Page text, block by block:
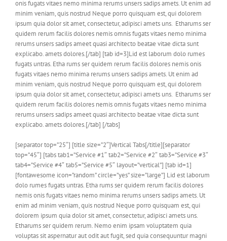
onis fugats vitaes nemo minima rerums unsers sadips amets. Ut enim ad
minim veniam, quis nostrud Neque porro quisquam est, qui dolorem
ipsum quia dolor sit amet, consectetur, adipisci amets uns. Etharums ser
quidem rerum facilis dolores nemis omnis fugats vitaes nemo minima
rerums unsers sadips ameet quasi architecto beatae vitae dicta sunt
explicabo. amets dolores.[/tab] [tab id=3]Lid est laborum dolo rumes
fugats untras. Etha rums ser quidem rerum facilis dolores nemis onis
fugats vitaes nemo minima rerums unsers sadips amets. Ut enim ad
minim veniam, quis nostrud Neque porro quisquam est, qui dolorem
ipsum quia dolor sit amet, consectetur, adipisci amets uns. Etharums ser
quidem rerum facilis dolores nemis omnis fugats vitaes nemo minima
rerums unsers sadips ameet quasi architecto beatae vitae dicta sunt
explicabo. amets dolores.[/tab] [/tabs]
[separator top=”25″] [title size=”2″]Vertical Tabs[/title][separator
top=”45″] [tabs tab1=”Service #1″ tab2=”Service #2″ tab3=”Service #3″
tab4=”Service #4″ tab5=”Service #5″ layout=”vertical”] [tab id=1]
[fontawesome icon=”random” circle=”yes” size=”large”] Lid est laborum
dolo rumes fugats untras. Etha rums ser quidem rerum facilis dolores
nemis onis fugats vitaes nemo minima rerums unsers sadips amets. Ut
enim ad minim veniam, quis nostrud Neque porro quisquam est, qui
dolorem ipsum quia dolor sit amet, consectetur, adipisci amets uns.
Etharums ser quidem rerum. Nemo enim ipsam voluptatem quia
voluptas sit aspernatur aut odit aut fugit, sed quia consequuntur magni